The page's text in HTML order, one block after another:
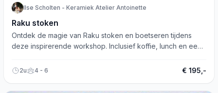
Ilse Scholten - Keramiek Atelier Antoinette
Raku stoken
Ontdek de magie van Raku stoken en boetseren tijdens
deze inspirerende workshop. Inclusief koffie, lunch en een
2u 4 - 6 € 195,-